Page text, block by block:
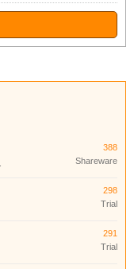
388
Shareware
298
Trial
291
Trial